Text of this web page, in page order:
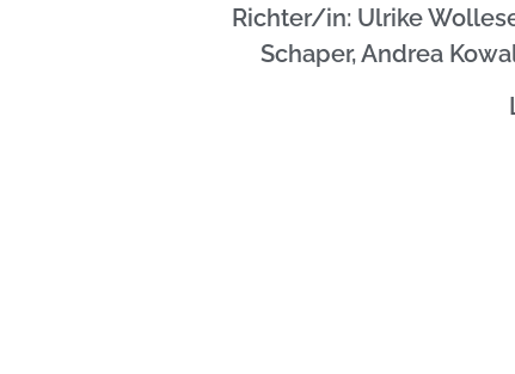
Richter/in: Ulrike
Schaper, Andrea